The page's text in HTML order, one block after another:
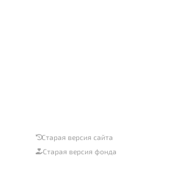
Старая версия сайта
Старая версия фонда